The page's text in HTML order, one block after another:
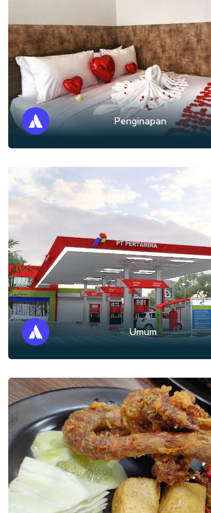
Penginapan
Umum